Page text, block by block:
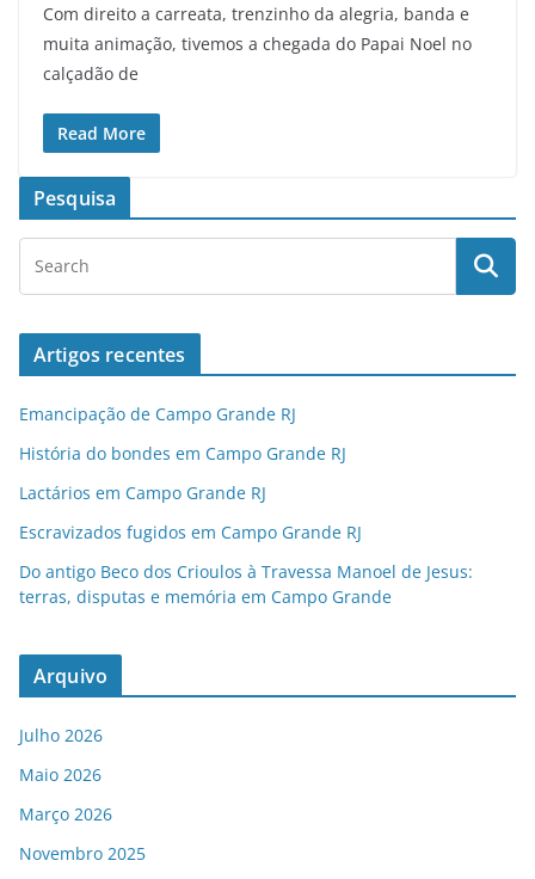
Com direito a carreata, trenzinho da alegria, banda e
muita animação, tivemos a chegada do Papai Noel no
calçadão de
Read More
Pesquisa
Artigos recentes
Emancipação de Campo Grande RJ
História do bondes em Campo Grande RJ
Lactários em Campo Grande RJ
Escravizados fugidos em Campo Grande RJ
Do antigo Beco dos Crioulos à Travessa Manoel de Jesus:
terras, disputas e memória em Campo Grande
Arquivo
Julho 2026
Maio 2026
Março 2026
Novembro 2025